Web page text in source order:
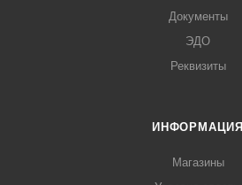
Документы
ЭДО
Реквизиты
ИНФОРМАЦИЯ
Магазины